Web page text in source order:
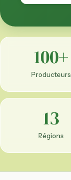
100+
Producteurs
13
Régions